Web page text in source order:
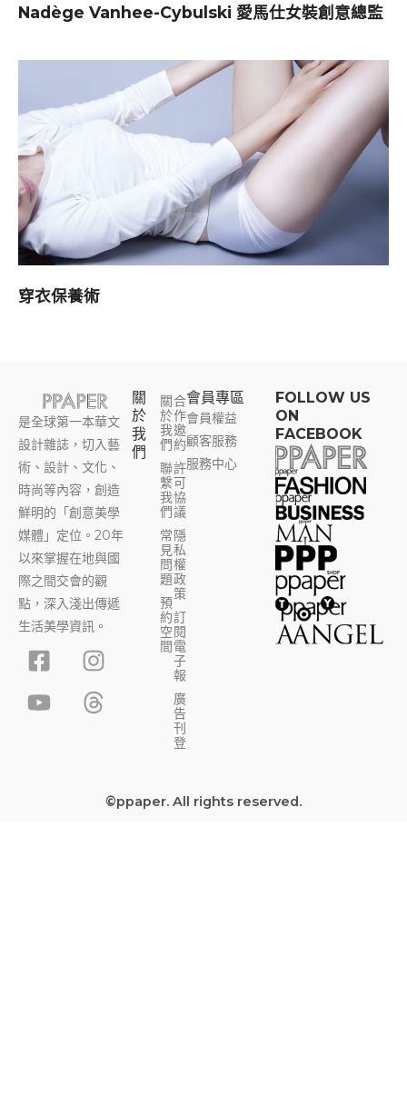
Nadège Vanhee-Cybulski 愛馬仕女裝創意總監
穿衣保養術
是全球第一本華文
設計雜誌，切入藝
術、設計、文化、
時尚等內容，創造
鮮明的「創意美學
媒體」定位。20年
以來掌握在地與國
際之間交會的觀
點，深入淺出傳遞
生活美學資訊。
F
a
c
I
n
s
t
Y
o
u
T
h
r
e
關
於
我
們
關
於
我
們
聯
繫
我
們
常
見
問
題
預
約
空
間
合
作
邀
約
許
可
協
議
隱
私
權
政
策
訂
閱
電
子
報
廣
告
刊
登
會員專區​
會員權益
顧客服務
服務中心
FOLLOW US
ON
FACEBOOK
©ppaper. All rights reserved.